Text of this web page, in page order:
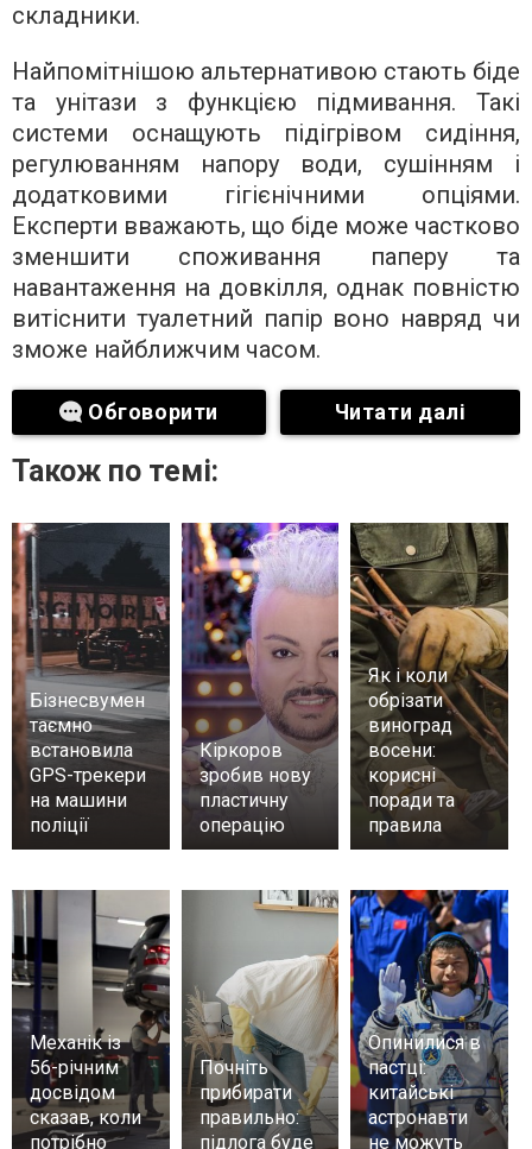
складники.
Найпомітнішою альтернативою стають біде
та унітази з функцією підмивання. Такі
системи оснащують підігрівом сидіння,
регулюванням напору води, сушінням і
додатковими гігієнічними опціями.
Експерти вважають, що біде може частково
зменшити споживання паперу та
навантаження на довкілля, однак повністю
витіснити туалетний папір воно навряд чи
зможе найближчим часом.
Обговорити Читати далі
Також по темі:
Бізнесвумен
таємно
встановила
GPS-трекери
на машини
поліції
Кіркоров
зробив нову
пластичну
операцію
Як і коли
обрізати
виноград
восени:
корисні
поради та
правила
Механік із
56-річним
досвідом
сказав, коли
потрібно
Почніть
прибирати
правильно:
підлога буде
Опинилися в
пастці:
китайські
астронавти
не можуть